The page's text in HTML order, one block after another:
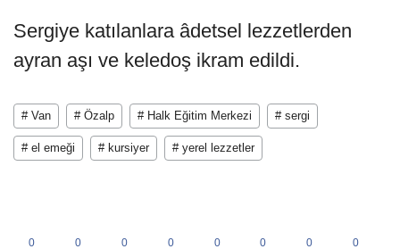
Sergiye katılanlara âdetsel lezzetlerden
ayran aşı ve keledoş ikram edildi.
# Van # Özalp # Halk Eğitim Merkezi # sergi
# el emeği # kursiyer # yerel lezzetler